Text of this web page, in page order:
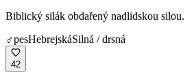
Biblický silák obdařený nadlidskou silou.
♂pesHebrejskáSilná / drsná
42